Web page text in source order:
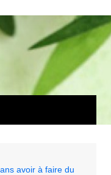
avoir à faire du